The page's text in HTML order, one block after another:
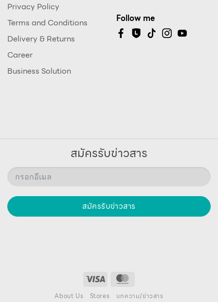
Privacy Policy
Terms and Conditions
Delivery & Returns
Career
Business Solution
Follow me
สมัครรับข่าวสาร
สมัครรับข่าวสาร
About Us Stores บทความ/ข่าวสาร